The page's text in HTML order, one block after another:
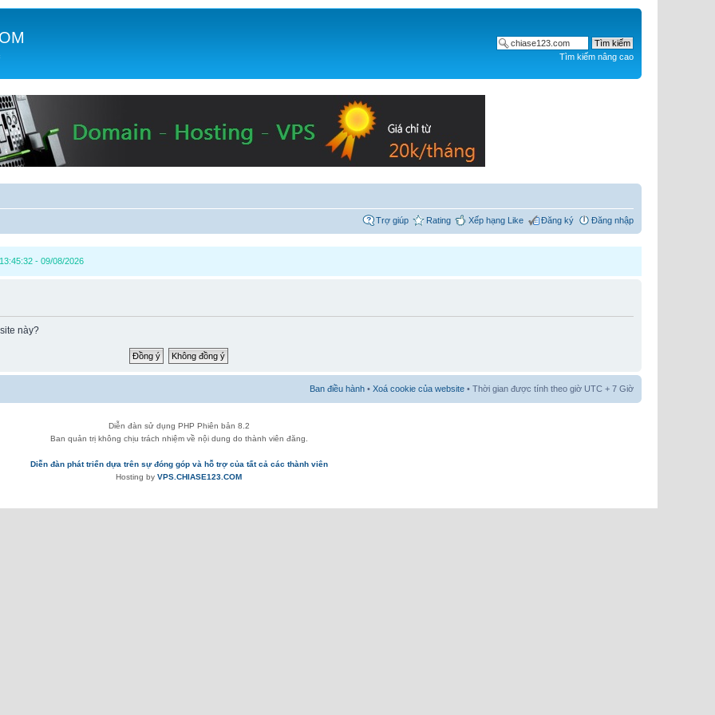
Tìm kiếm nâng cao
Trợ giúp Rating Xếp hạng Like Đăng ký Đăng nhập
- 09/08/2026
này?
Ban điều hành • Xoá cookie của website • Thời gian được tính theo giờ UTC + 7 Giờ
Diễn đàn sử dụng PHP Phiên bản 8.2
Ban quản trị không chịu trách nhiệm về nội dung do thành viên đăng.
Diễn đàn phát triển dựa trên sự đóng góp và hỗ trợ của tất cả các thành viên
Hosting by VPS.CHIASE123.COM